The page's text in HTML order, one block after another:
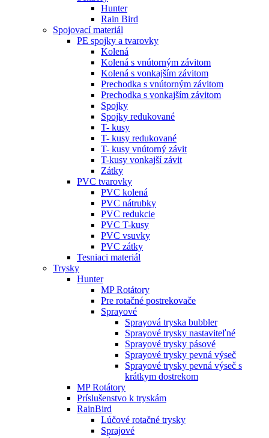
Hunter
Rain Bird
Spojovací materiál
PE spojky a tvarovky
Kolená
Kolená s vnútorným závitom
Kolená s vonkajším závitom
Prechodka s vnútorným závitom
Prechodka s vonkajším závitom
Spojky
Spojky redukované
T- kusy
T- kusy redukované
T- kusy vnútorný závit
T-kusy vonkajší závit
Zátky
PVC tvarovky
PVC kolená
PVC nátrubky
PVC redukcie
PVC T-kusy
PVC vsuvky
PVC zátky
Tesniaci materiál
Trysky
Hunter
MP Rotátory
Pre rotačné postrekovače
Sprayové
Sprayová tryska bubbler
Sprayové trysky nastaviteľné
Sprayové trysky pásové
Sprayové trysky pevná výseč
Sprayové trysky pevná výseč s
krátkym dostrekom
MP Rotátory
Príslušenstvo k tryskám
RainBird
Lúčové rotačné trysky
Sprajové